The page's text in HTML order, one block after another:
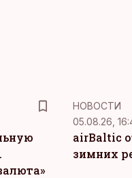
НОВОСТИ
05.08.26,
airBaltic
зимних